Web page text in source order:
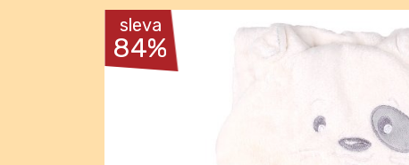
sleva
84%